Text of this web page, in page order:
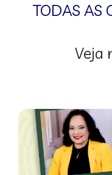
TODAS AS
Veja